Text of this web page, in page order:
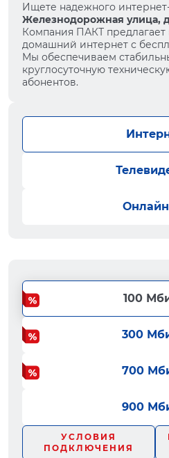
Ищете надежного
Железнодорожная улица,
Компания ПАКТ предлагает
домашний интернет с
Мы обеспечиваем
круглосуточную
абонентов.
100
300
700
900
УСЛОВИЯ
ПОДКЛЮЧЕНИЯ